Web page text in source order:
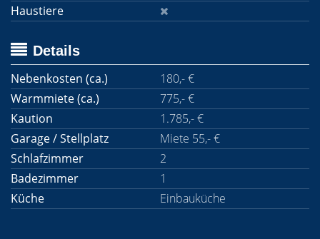
Haustiere
Details
Nebenkosten (ca.)
180,- €
Warmmiete (ca.)
775,- €
Kaution
1.785,- €
Garage / Stellplatz
Miete 55,- €
Schlafzimmer
2
Badezimmer
1
Küche
Einbauküche